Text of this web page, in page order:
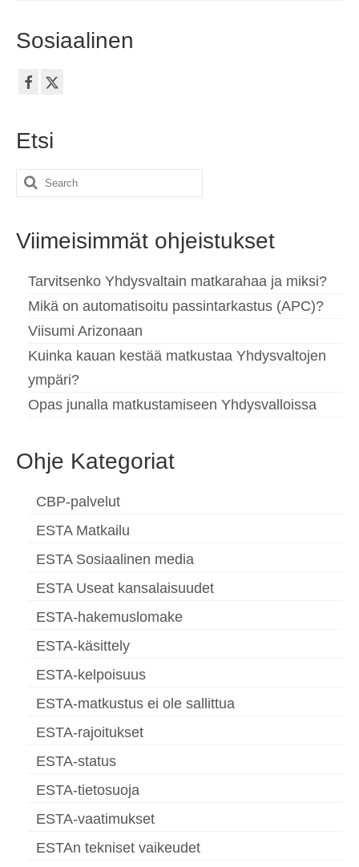
Sosiaalinen
Etsi
Search
Viimeisimmät ohjeistukset
Tarvitsenko Yhdysvaltain matkarahaa ja miksi?
Mikä on automatisoitu passintarkastus (APC)?
Viisumi Arizonaan
Kuinka kauan kestää matkustaa Yhdysvaltojen
ympäri?
Opas junalla matkustamiseen Yhdysvalloissa
Ohje Kategoriat
CBP-palvelut
ESTA Matkailu
ESTA Sosiaalinen media
ESTA Useat kansalaisuudet
ESTA-hakemuslomake
ESTA-käsittely
ESTA-kelpoisuus
ESTA-matkustus ei ole sallittua
ESTA-rajoitukset
ESTA-status
ESTA-tietosuoja
ESTA-vaatimukset
ESTAn tekniset vaikeudet